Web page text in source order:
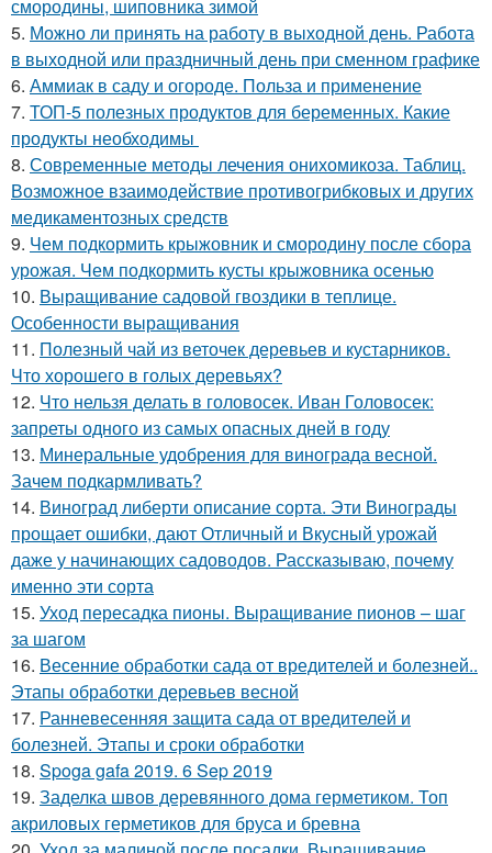
смородины, шиповника зимой
5. Можно ли принять на работу в выходной день. Работа
в выходной или праздничный день при сменном графике
6. Аммиак в саду и огороде. Польза и применение
7. ТОП-5 полезных продуктов для беременных. Какие
продукты необходимы
8. Современные методы лечения онихомикоза. Таблиц.
Возможное взаимодействие противогрибковых и других
медикаментозных средств
9. Чем подкормить крыжовник и смородину после сбора
урожая. Чем подкормить кусты крыжовника осенью
10. Выращивание садовой гвоздики в теплице.
Особенности выращивания
11. Полезный чай из веточек деревьев и кустарников.
Что хорошего в голых деревьях?
12. Что нельзя делать в головосек. Иван Головосек:
запреты одного из самых опасных дней в году
13. Минеральные удобрения для винограда весной.
Зачем подкармливать?
14. Виноград либерти описание сорта. Эти Винограды
прощает ошибки, дают Отличный и Вкусный урожай
даже у начинающих садоводов. Рассказываю, почему
именно эти сорта
15. Уход пересадка пионы. Выращивание пионов – шаг
за шагом
16. Весенние обработки сада от вредителей и болезней..
Этапы обработки деревьев весной
17. Ранневесенняя защита сада от вредителей и
болезней. Этапы и сроки обработки
18. Spoga gafa 2019. 6 Sep 2019
19. Заделка швов деревянного дома герметиком. Топ
акриловых герметиков для бруса и бревна